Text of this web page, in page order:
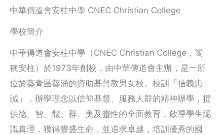
中華傳道會安柱中學 CNEC Christian College
學校簡介
中華傳道會安柱中學（CNEC Christian College，簡
稱安柱）於1973年創校，由中華傳道會主辦，是一所
位於葵青區葵涌的資助基督教男女校。校訓「信義忠
誠」，辦學理念以信仰基督、服務人群的精神辦學，提
供德、智、體、群、美及靈性的全面教育，啟導學生認
識真理，獲得豐盛生命，並追求卓越，培訓優秀的國